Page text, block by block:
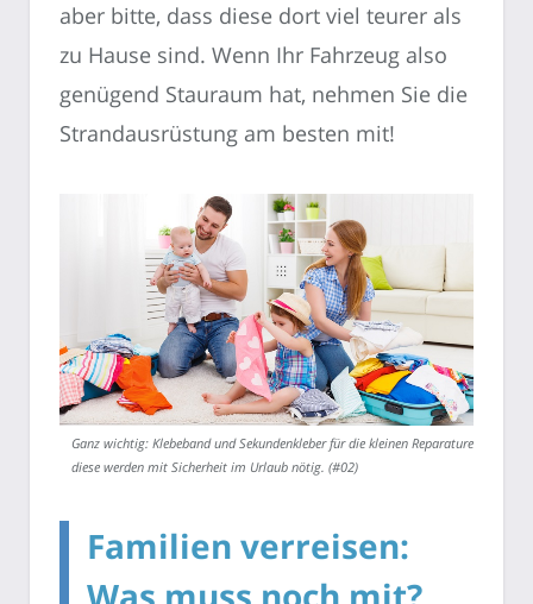
aber bitte, dass diese dort viel teurer als
zu Hause sind. Wenn Ihr Fahrzeug also
genügend Stauraum hat, nehmen Sie die
Strandausrüstung am besten mit!
Ganz wichtig: Klebeband und Sekundenkleber für die kleinen Reparaturen,
diese werden mit Sicherheit im Urlaub nötig. (#02)
Familien verreisen: